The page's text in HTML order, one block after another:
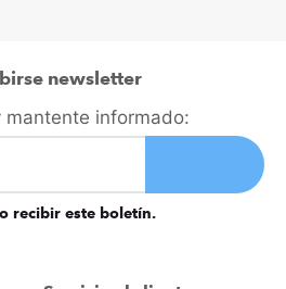
newsletter
mantente informado:
recibir este boletín.